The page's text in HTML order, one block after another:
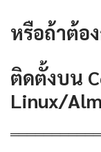
หรือถ้าต้อ
ติดตั้งบน
Linux/